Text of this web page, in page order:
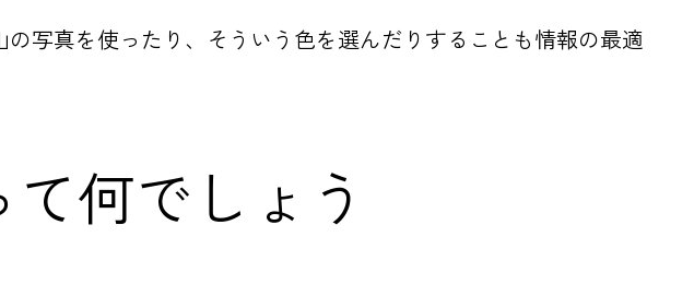
写真を使ったり、そういう色を選んだりすることも情報の最適
何でしょう